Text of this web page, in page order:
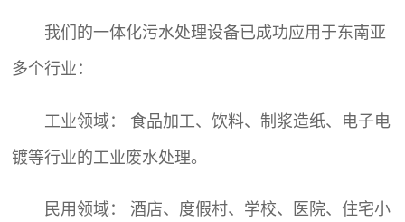
我们的一体化污水处理设备已成功应用于东南亚
多个行业：
工业领域： 食品加工、饮料、制浆造纸、电子电
镀等行业的工业废水处理。
民用领域： 酒店、度假村、学校、医院、住宅小